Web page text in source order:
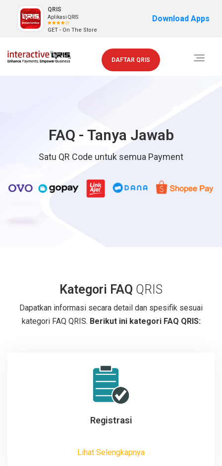
QRIS
Aplikasi QRIS
GET - On The Store
Download Apps
Toggle
DAFTAR QRIS
FAQ - Tanya Jawab
Satu QR Code untuk semua Payment
Kategori FAQ QRIS
Dapatkan informasi secara detail dan spesifik sesuai
kategori FAQ QRIS. Berikut ini kategori FAQ QRIS:
Registrasi
Lihat Selengkapnya